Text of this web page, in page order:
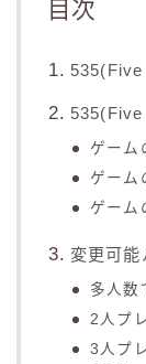
目次
ゲーム
ゲーム
ゲーム
変更可能
多人数
2人プ
3人プ